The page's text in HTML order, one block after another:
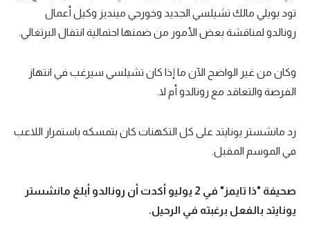
تود بويلي مالك تشيلسي الجديد وخورجي مينديز وكيل أعمال
رونالدو لمناقشة بعض الأمور من ضمنها احتمالية انتقال البرتغالي.
وكان من غير الواضح الآن ما إذا كان تشيلسي سيرغب في انتهاز
الفرصة والتعاقد مع رونالدو أم لا.
رد مانشستر يونايتد على كل التكهنات كان بتمسكه باستمرار اللاعب
في الموسم المقبل.
صحيفة "ذا تايمز" في 2 يوليو أكدت أن رونالدو أبلغ مانشستر
يونايتد بالفعل برغبته في الرحيل.